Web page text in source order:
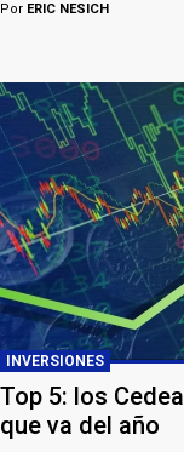
Por ERIC NESICH
INVERSIONES
Top 5: los
que va del año